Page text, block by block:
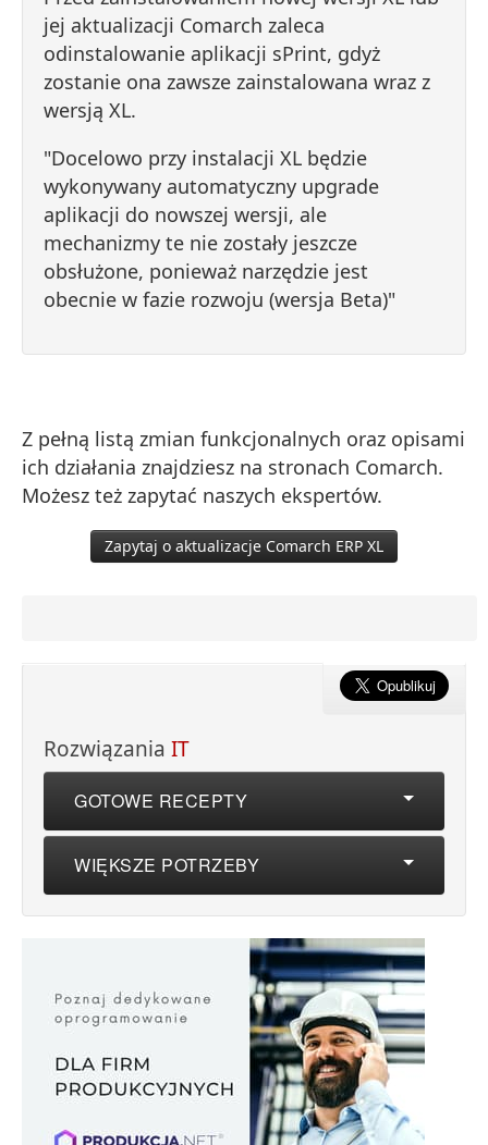
jej aktualizacji Comarch zaleca
odinstalowanie aplikacji sPrint, gdyż
zostanie ona zawsze zainstalowana wraz z
wersją XL.
"Docelowo przy instalacji XL będzie
wykonywany automatyczny upgrade
aplikacji do nowszej wersji, ale
mechanizmy te nie zostały jeszcze
obsłużone, ponieważ narzędzie jest
obecnie w fazie rozwoju (wersja Beta)"
Z pełną listą zmian funkcjonalnych oraz opisami
ich działania znajdziesz na stronach Comarch.
Możesz też zapytać naszych ekspertów.
Zapytaj o aktualizacje Comarch ERP XL
Rozwiązania IT
GOTOWE RECEPTY
WIĘKSZE POTRZEBY